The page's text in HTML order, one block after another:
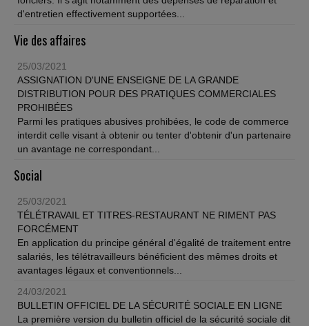
d'entretien effectivement supportées...
Vie des affaires
25/03/2021
ASSIGNATION D'UNE ENSEIGNE DE LA GRANDE
DISTRIBUTION POUR DES PRATIQUES COMMERCIALES
PROHIBÉES
Parmi les pratiques abusives prohibées, le code de commerce
interdit celle visant à obtenir ou tenter d'obtenir d'un partenaire
un avantage ne correspondant...
Social
25/03/2021
TÉLÉTRAVAIL ET TITRES-RESTAURANT NE RIMENT PAS
FORCÉMENT
En application du principe général d'égalité de traitement entre
salariés, les télétravailleurs bénéficient des mêmes droits et
avantages légaux et conventionnels...
24/03/2021
BULLETIN OFFICIEL DE LA SÉCURITÉ SOCIALE EN LIGNE
La première version du bulletin officiel de la sécurité sociale dit